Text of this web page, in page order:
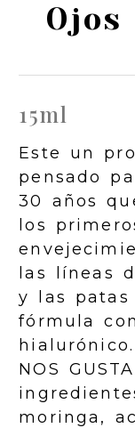
Ojos
15ml
Este un
pensado
30 años
los
las líneas
y las patas
fórmula
hialurónico.
NOS
moringa,